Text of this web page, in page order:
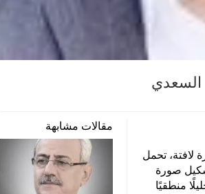
السعدي
مقالات مشابهة
لافتة، تحمل
صورة
منطقيًا